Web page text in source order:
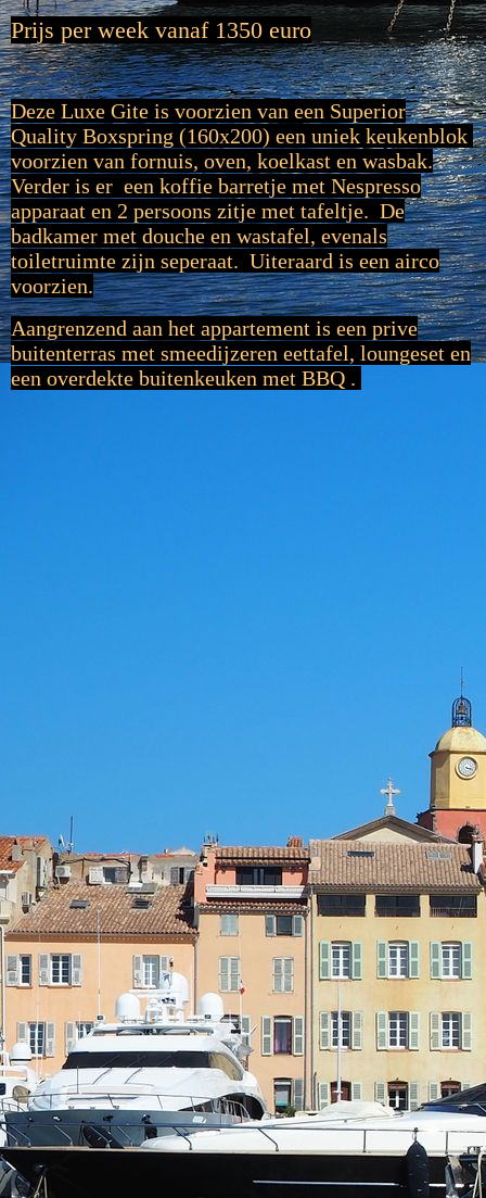
Prijs per week vanaf 1350 euro
Deze Luxe Gite is voorzien van een Superior
Quality Boxspring (160x200) een uniek keukenblok
voorzien van fornuis, oven, koelkast en wasbak.
Verder is er een koffie barretje met Nespresso
apparaat en 2 persoons zitje met tafeltje. De
badkamer met douche en wastafel, evenals
toiletruimte zijn seperaat. Uiteraard is een airco
voorzien.
Aangrenzend aan het appartement is een prive
buitenterras met smeedijzeren eettafel, loungeset en
een overdekte buitenkeuken met BBQ .